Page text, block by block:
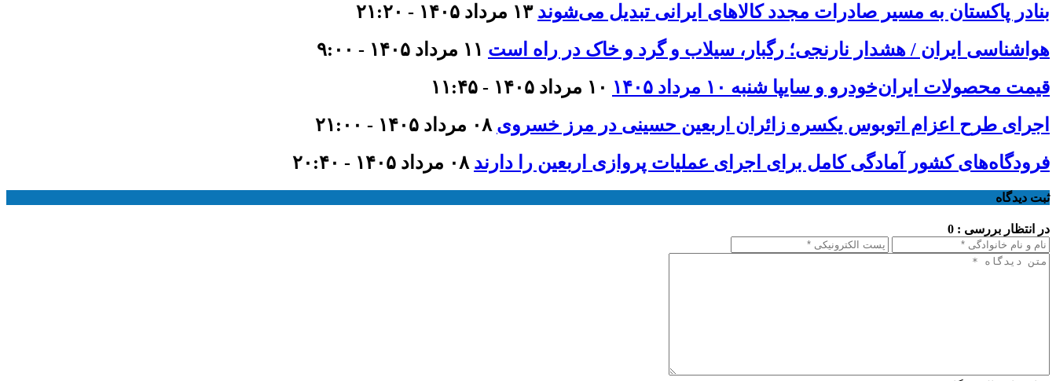
بنادر پاکستان به مسیر صادرات مجدد کالاهای ایرانی تبدیل می‌شوند ۱۳ مرداد ۱۴۰۵ - ۲۱:۲۰
هواشناسی ایران / هشدار نارنجی؛ رگبار، سیلاب و گرد و خاک در راه است ۱۱ مرداد ۱۴۰۵ - ۹:۰۰
قیمت محصولات ایران‌خودرو و سایپا شنبه ۱۰ مرداد ۱۴۰۵
۱۰ مرداد ۱۴۰۵ - ۱۱:۴۵
اجرای طرح اعزام اتوبوس یکسره زائران اربعین حسینی در مرز خسروی ۰۸ مرداد ۱۴۰۵ - ۲۱:۰۰
فرودگاه‌های کشور آمادگی کامل برای اجرای عملیات پروازی اربعین را دارند ۰۸ مرداد ۱۴۰۵ - ۲۰:۴۰
ثبت دیدگاه
در انتظار بررسی : 0